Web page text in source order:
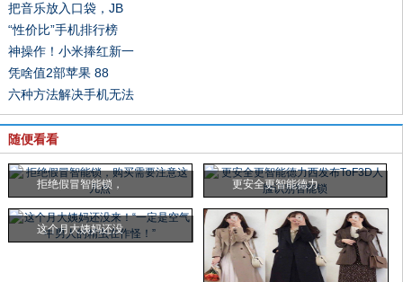
把音乐放入口袋，JB
“性价比”手机排行榜
神操作！小米捧红新一
凭啥值2部苹果 88
六种方法解决手机无法
随便看看
拒绝假冒智能锁， 更安全更智能德力
这个月大姨妈还没